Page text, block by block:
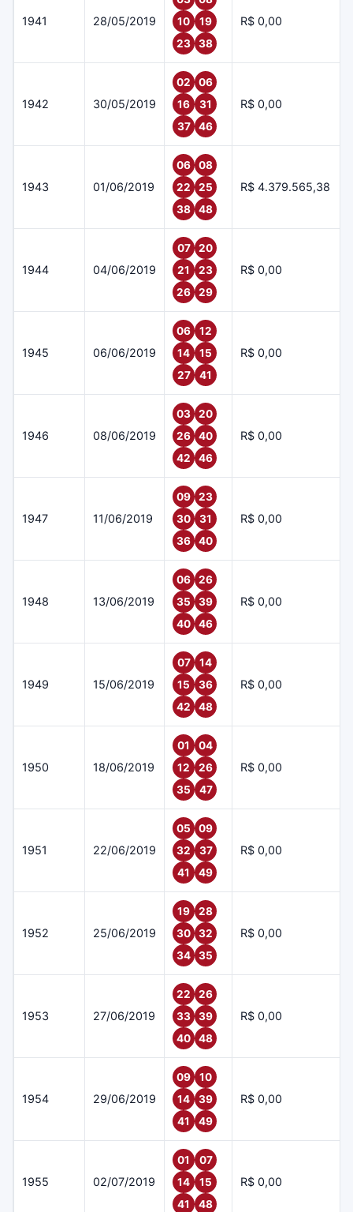
1941 28/05/2019
10
19
23
38
R$ 0,00
1942 30/05/2019
02
06
16
31
37
46
R$ 0,00
1943 01/06/2019
06
08
22
25
38
48
R$ 4.379.565,38
1944 04/06/2019
07
20
21
23
26
29
R$ 0,00
1945 06/06/2019
06
12
14
15
27
41
R$ 0,00
1946 08/06/2019
03
20
26
40
42
46
R$ 0,00
1947 11/06/2019
09
23
30
31
36
40
R$ 0,00
1948 13/06/2019
06
26
35
39
40
46
R$ 0,00
1949 15/06/2019
07
14
15
36
42
48
R$ 0,00
1950 18/06/2019
01
04
12
26
35
47
R$ 0,00
1951 22/06/2019
05
09
32
37
41
49
R$ 0,00
1952 25/06/2019
19
28
30
32
34
35
R$ 0,00
1953 27/06/2019
22
26
33
39
40
48
R$ 0,00
1954 29/06/2019
09
10
14
39
41
49
R$ 0,00
1955 02/07/2019
01
07
14
15
41
48
R$ 0,00